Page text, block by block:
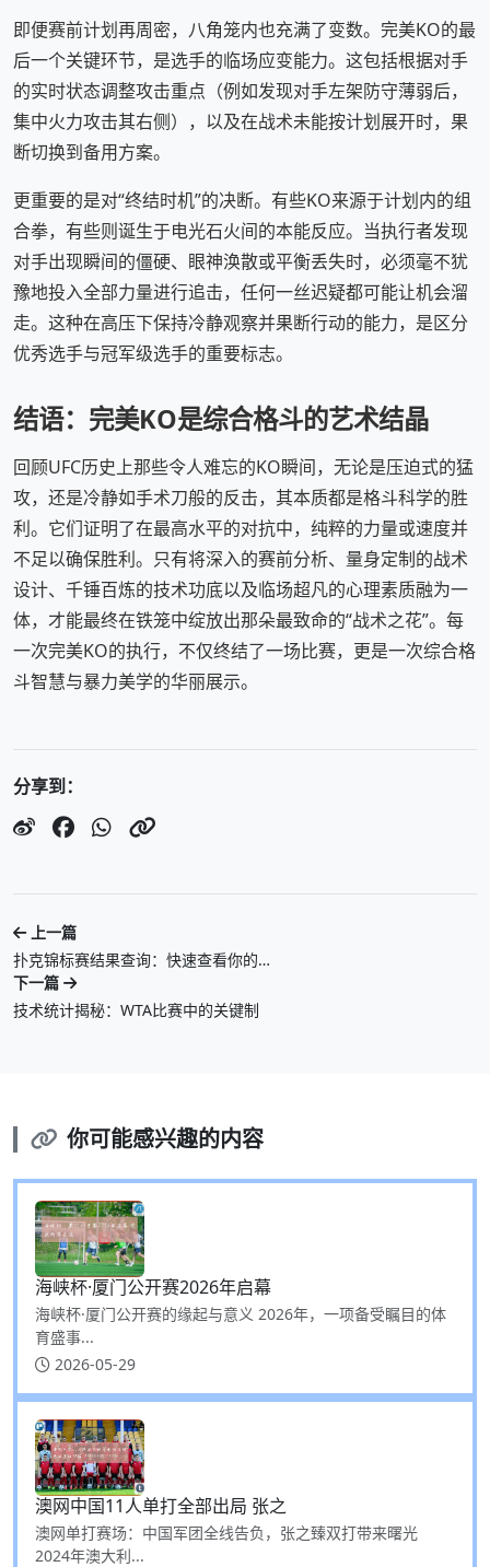
即便赛前计划再周密，八角笼内也充满了变数。完美KO的最
后一个关键环节，是选手的临场应变能力。这包括根据对手
的实时状态调整攻击重点（例如发现对手左架防守薄弱后，
集中火力攻击其右侧），以及在战术未能按计划展开时，果
断切换到备用方案。
更重要的是对“终结时机”的决断。有些KO来源于计划内的组
合拳，有些则诞生于电光石火间的本能反应。当执行者发现
对手出现瞬间的僵硬、眼神涣散或平衡丢失时，必须毫不犹
豫地投入全部力量进行追击，任何一丝迟疑都可能让机会溜
走。这种在高压下保持冷静观察并果断行动的能力，是区分
优秀选手与冠军级选手的重要标志。
结语：完美KO是综合格斗的艺术结晶
回顾UFC历史上那些令人难忘的KO瞬间，无论是压迫式的猛
攻，还是冷静如手术刀般的反击，其本质都是格斗科学的胜
利。它们证明了在最高水平的对抗中，纯粹的力量或速度并
不足以确保胜利。只有将深入的赛前分析、量身定制的战术
设计、千锤百炼的技术功底以及临场超凡的心理素质融为一
体，才能最终在铁笼中绽放出那朵最致命的“战术之花”。每
一次完美KO的执行，不仅终结了一场比赛，更是一次综合格
斗智慧与暴力美学的华丽展示。
分享到：
上一篇
扑克锦标赛结果查询：快速查看你的…
下一篇
技术统计揭秘：WTA比赛中的关键制
你可能感兴趣的内容
海峡杯·厦门公开赛2026年启幕
海峡杯·厦门公开赛的缘起与意义 2026年，一项备受瞩目的体
育盛事...
2026-05-29
澳网中国11人单打全部出局 张之
澳网单打赛场：中国军团全线告负，张之臻双打带来曙光
2024年澳大利...